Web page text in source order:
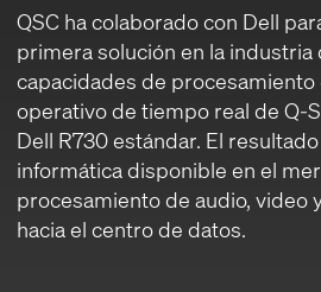
한국어
QSC ha colaborado con Dell
primera solución en la industria
capacidades de
operativo de tiempo real de Q-
Dell R730 estándar. El
informática disponible en el
procesamiento de audio, video
hacia el centro de datos.